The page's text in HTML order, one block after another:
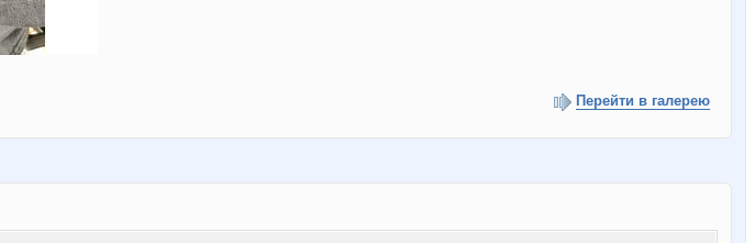
Перейти в галерею